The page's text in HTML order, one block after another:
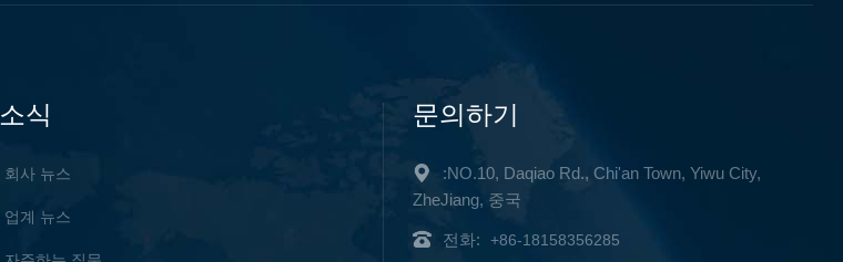
소식
회사 뉴스
업계 뉴스
문의하기
:NO.10, Daqiao Rd., Chi'an Town, Yiwu City,
ZheJiang, 중국
전화: +86-18158356285